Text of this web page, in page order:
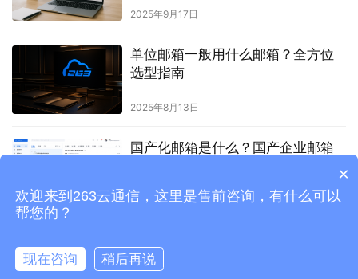
2025年9月17日
单位邮箱一般用什么邮箱？全方位
选型指南
2025年8月13日
国产化邮箱是什么？国产企业邮箱
2026年7月2日
©1998-2023北京二六三企业通信有限公司
×
欢迎来到263云通信，这里是售前咨询，有什么可以
帮您的？
现在咨询 稍后再说